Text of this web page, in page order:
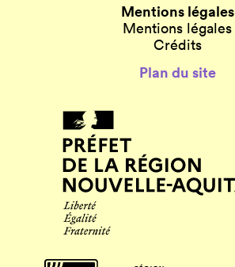
Mentions légales
Mentions légales
Crédits
Plan du site